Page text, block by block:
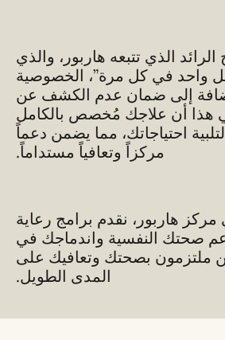
الذي تتبعه هاربور، والذي
واحد في كل مرة”، الخصوصية
إلى ضمان عدم الكشف عن
هذا أن علاجك مُخصص بالكامل
احتياجاتك، مما يضمن دعماً
مركزاً وتعافياً مستداماً.
هاربور، نقدم برامج رعاية
صحتك النفسية واندماجك في
ملتزمون بصحتك وتعافيك على
المدى الطويل.